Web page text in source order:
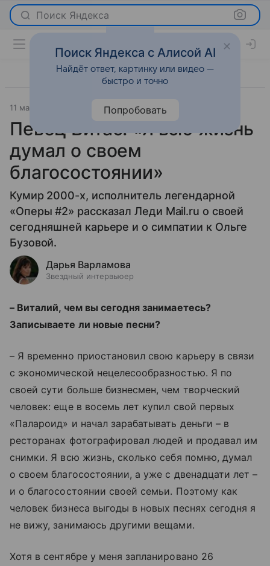
Поиск Яндекса
11 мая 2023
Певец Витас: «Я всю жизнь
думал о своем
благосостоянии»
Кумир 2000-х, исполнитель легендарной
«Оперы #2» рассказал Леди Mail.ru о своей
сегодняшней карьере и о симпатии к Ольге
Бузовой.
Дарья Варламова
Звездный интервьюер
– Виталий, чем вы сегодня занимаетесь?
Записываете ли новые песни?
– Я временно приостановил свою карьеру в связи
с экономической нецелесообразностью. Я по
своей сути больше бизнесмен, чем творческий
человек: еще в восемь лет купил свой первых
«Палароид» и начал зарабатывать деньги – в
ресторанах фотографировал людей и продавал им
снимки. Я всю жизнь, сколько себя помню, думал
о своем благосостоянии, а уже с двенадцати лет –
и о благосостоянии своей семьи. Поэтому как
человек бизнеса выгоды в новых песнях сегодня я
не вижу, занимаюсь другими вещами.
Хотя в сентябре у меня запланировано 26
Поиск Яндекса с Алисой AI
Найдёт ответ, картинку или видео —
быстро и точно
Попробовать